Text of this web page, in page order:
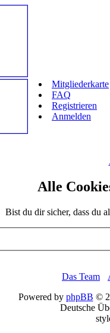
Mitgliederkarte
FAQ
Registrieren
Anmelden
Alle
Bist du dir sicher, dass du
Das Team
Powered by phpBB ©
Deutsche